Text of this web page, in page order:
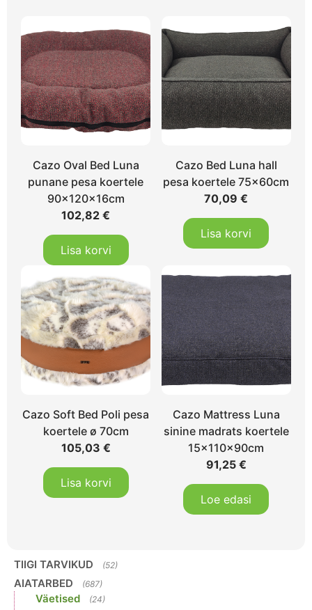
Cazo Oval Bed Luna
punane pesa koertele
90x120x16cm
102,82€
Lisa korvi
Cazo Bed Luna hall
pesa koertele 75x60cm
70,09€
Lisa korvi
Cazo Soft Bed Poli pesa
koertele ø 70cm
105,03 €
Lisa korvi
Cazo Mattress Luna
sinine madrats koertele
15x110x90cm
91,25 €
Loe edasi
TIIGI TARVIKUD (52)
AIATARBED (687)
Väetised (24)